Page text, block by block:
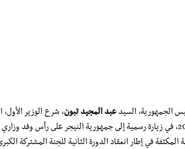
الجمهورية، السيدعبد المجيد تبون، شرع الوزير
الاثنين 23 مارس 2026، في زيارة رسمية إلى جمهورية النيجر على رأس
في إطار انعقاد الدورة الثانية للجنة المشتركة